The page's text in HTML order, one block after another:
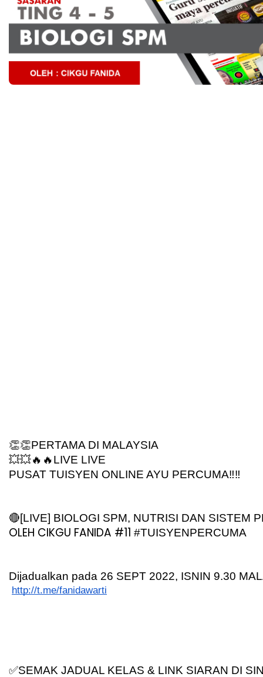
👏👏PERTAMA DI MALAYSIA
💥💥🔥🔥LIVE LIVE
PUSAT TUISYEN ONLINE AYU PERCUMA‼️‼️
🔴[LIVE] BIOLOGI SPM, NUTRISI DAN SISTEM
OLEH CIKGU FANIDA #11 #TUISYENPERCUMA
Dijadualkan pada 26 SEPT 2022, ISNIN 9.30
http://t.me/fanidawarti
✅SEMAK JADUAL KELAS & LINK SIARAN DI